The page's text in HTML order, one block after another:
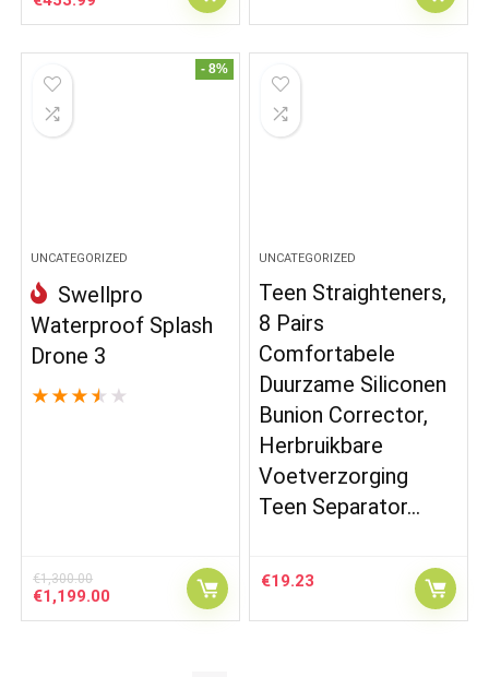
€502.00.€453.99.
- 8%
UNCATEGORIZED
Swellpro
Waterproof Splash
Drone 3
★ ★ ★ ★ ★
€1,300.00
Original
€1,199.00
UNCATEGORIZED
Teen Straighteners,
8 Pairs
Comfortabele
Duurzame Siliconen
Bunion Corrector,
Herbruikbare
Voetverzorging
Teen Separator…
€19.23